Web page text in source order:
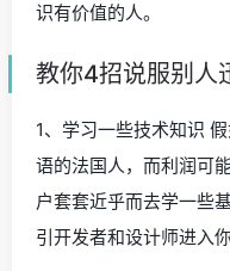
识有价值的人。
教你4招说服别人
1、学习一些技术知识
语的法国人，而利润可
户套套近乎而去学一些
引开发者和设计师进入